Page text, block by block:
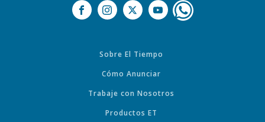
Sobre El Tiempo
Cómo Anunciar
Trabaje con Nosotros
Productos ET